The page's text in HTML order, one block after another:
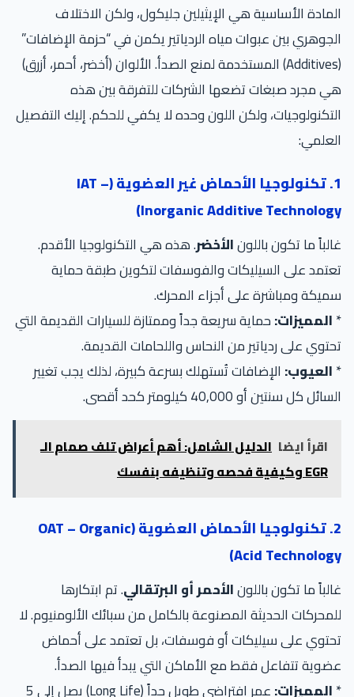
المادة الأساسية هي الإيثيلين جليكول، ولكن الاختلاف
الجوهري بين عبوات مياه الردياتير يكمن في “حزمة الإضافات”
(Additives) المستخدمة لمنع الصدأ. الألوان (أخضر، أحمر، أزرق)
هي مجرد صبغات تضعها الشركات للتفرقة بين هذه
التكنولوجيات، ولكن اللون وحده لا يكفي للحكم. إليك التفصيل
العلمي:
1. تكنولوجيا الأحماض غير العضوية (IAT –
Inorganic Additive Technology)
غالباً ما تكون باللونالأخضر. هذه هي التكنولوجيا الأقدم.
تعتمد على السيليكات والفوسفات لتكوين طبقة حماية
سميكة ومباشرة على أجزاء المحرك.
*المميزات:حماية سريعة جداً وممتازة للسيارات القديمة التي
تحتوي على ردياتير من النحاس واللحامات القديمة.
*العيوب: الإضافات تُستهلك بسرعة كبيرة، لذلك يجب تغيير
السائل كل سنتين أو 40,000 كيلومتر كحد أقصى.
اقرأ ايضا الدليل الشامل: أهم أعراض تلف صمام الـ
EGR وكيفية فحصه وتنظيفه بنفسك
2. تكنولوجيا الأحماض العضوية (OAT – Organic
Acid Technology)
غالباً ما تكون باللونالأحمر أو البرتقالي. تم ابتكارها
للمحركات الحديثة المصنوعة بالكامل من سبائك الألومنيوم. لا
تحتوي على سيليكات أو فوسفات، بل تعتمد على أحماض
عضوية تتفاعل فقط مع الأماكن التي يبدأ فيها الصدأ.
*المميزات: عمر افتراضي طويل جداً (Long Life) يصل إلى 5